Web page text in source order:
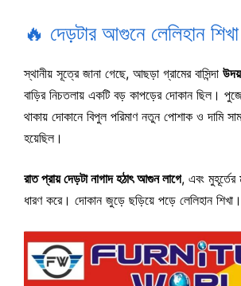
🔥 দেড়টার আগুনে লেলিহান শিখা
স্থানীয় সূত্রে জানা গেছে, আছড়া গ্রামের বাসিন্দা
বাড়ির নিচতলায় একটি বড় কাপড়ের দোকান ছিল।
থাকায় দোকানে বিপুল পরিমাণ নতুন পোশাক ও দামি
হয়েছিল।
রাত প্রায় দেড়টা নাগাদ হঠাৎ আগুন লাগে, এবং
ধারণ করে। দোকান জুড়ে ছড়িয়ে পড়ে লেলিহান শিখা।